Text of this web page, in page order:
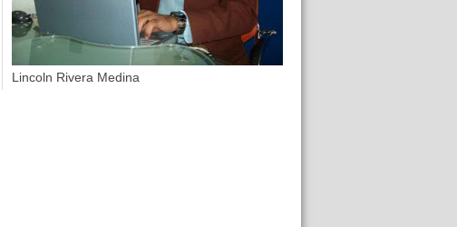
Lincoln Rivera Medina